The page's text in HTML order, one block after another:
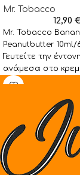
Mr. Tobacco
12,90
Mr. Tobacco
Peanutbutter 10ml/
Γευτείτε την
ανάμεσα στο
φυστικοβούτυρο
φλαμπέ, ενισχυμένη